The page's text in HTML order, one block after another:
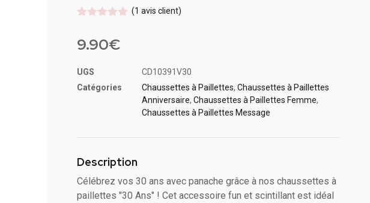
sur
(1 avis client)
9.90€
UGS
CD10391V30
Catégories
Chaussettes à Paillette​s,Chaussettes à Paillette​s
Anniversaire,Chaussettes à Paillettes Femme,
Chaussettes à Paillettes Message​
Description
Célébrez vos 30 ans avec panache grâce à nos chaussettes à
paillettes "30 Ans" ! Cet accessoire fun et scintillant est idéal